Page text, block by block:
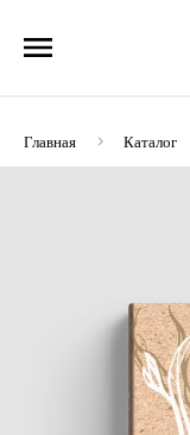
Главная Каталог
Белая мечеть. Мир,